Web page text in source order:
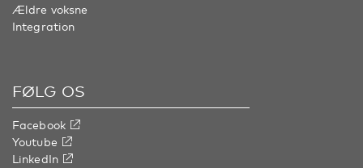
Ældre voksne
Integration
FØLG OS
Facebook
Youtube
LinkedIn